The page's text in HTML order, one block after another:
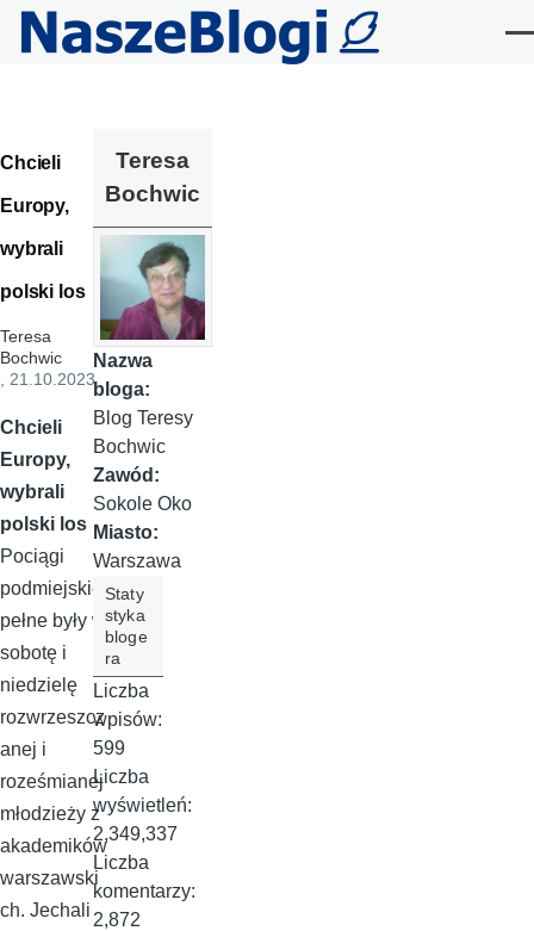
Przejdź do treści
Chcieli
Europy,
wybrali
polski los
Teresa
Bochwic
, 21.10.2023
Chcieli
Europy,
wybrali
polski los
Pociągi
podmiejskie
pełne były w
sobotę i
niedzielę
rozwrzeszcz
anej i
roześmianej
młodzieży z
akademików
warszawski
ch. Jechali
Teresa
Bochwic
Nazwa
bloga:
Blog Teresy
Bochwic
Zawód:
Sokole Oko
Miasto:
Warszawa
Staty
styka
bloge
ra
Liczba
wpisów:
599
Liczba
wyświetleń:
2,349,337
Liczba
komentarzy:
2,872